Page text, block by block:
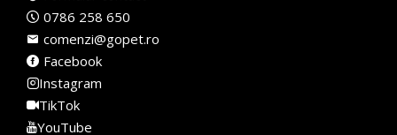
0786 258 650
comenzi@gopet.ro
Facebook
Instagram
TikTok
YouTube